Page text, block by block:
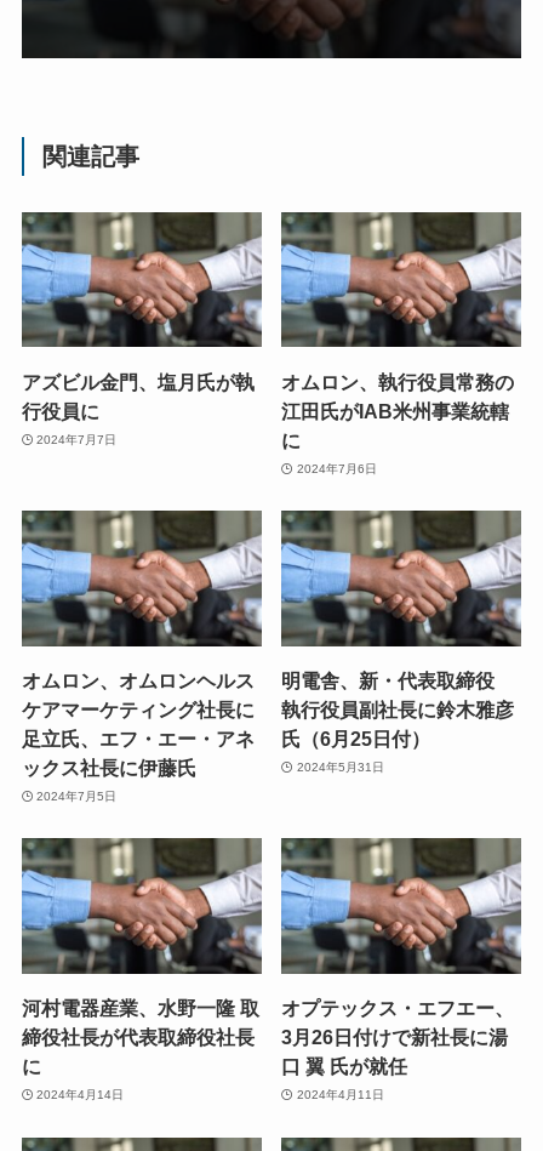
関連記事
アズビル金門、塩月氏が執
行役員に
2024年7月7日
オムロン、執行役員常務の
江田氏がIAB米州事業統轄
に
2024年7月6日
オムロン、オムロンヘルス
ケアマーケティング社長に
足立氏、エフ・エー・アネ
ックス社長に伊藤氏
2024年7月5日
明電舎、新・代表取締役
執行役員副社長に鈴木雅彦
氏（6月25日付）
2024年5月31日
河村電器産業、水野一隆 取
締役社長が代表取締役社長
に
2024年4月14日
オプテックス・エフエー、
3月26日付けで新社長に湯
口 翼 氏が就任
2024年4月11日